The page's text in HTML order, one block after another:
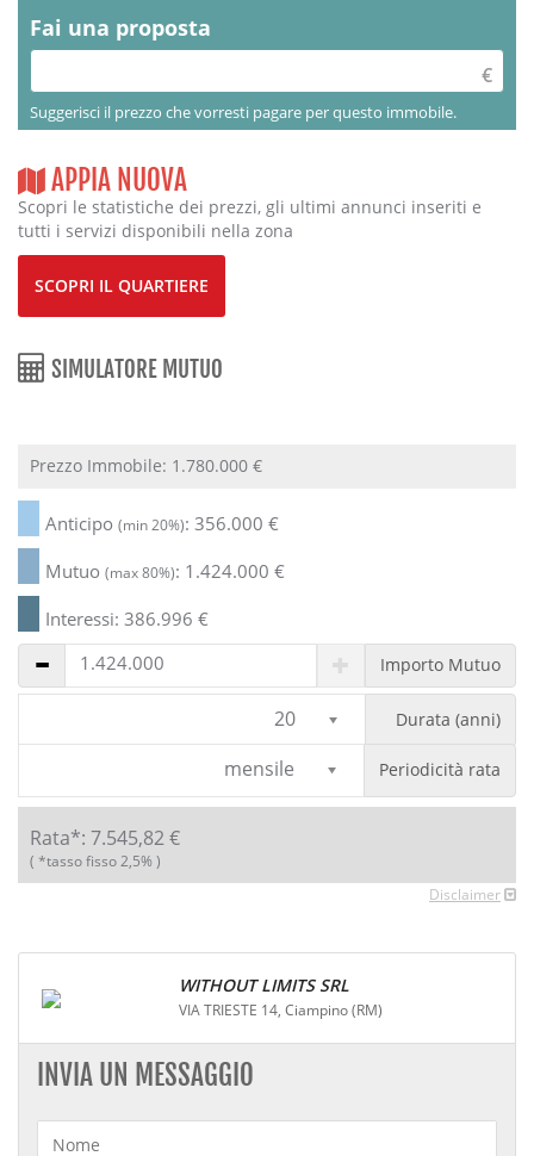
Fai una proposta
Suggerisci il prezzo che vorresti pagare per questo immobile.
APPIA NUOVA
Scopri le statistiche dei prezzi, gli ultimi annunci inseriti e
tutti i servizi disponibili nella zona
SCOPRI IL QUARTIERE
SIMULATORE MUTUO
Prezzo Immobile: 1.780.000 €
Anticipo (min 20%): 356.000 €
Mutuo (max 80%): 1.424.000 €
Interessi: 386.996 €
Importo Mutuo
20 Durata (anni)
mensile Periodicità rata
Rata*: 7.545,82€
( *tasso fisso 2,5% )
Disclaimer
WITHOUT LIMITS SRL
VIA TRIESTE 14, Ciampino (RM)
INVIA UN MESSAGGIO